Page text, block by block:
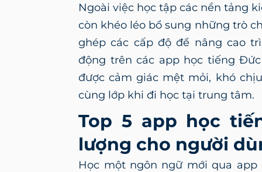
Ngoài việc học tập các nền tảng
còn khéo léo bổ sung những trò
ghép các cấp độ để nâng cao
động trên các app học tiếng
được cảm giác mệt mỏi, khó
cùng lớp khi đi học tại trung tâm.
Top 5 app học
lượng cho người
Học một ngôn ngữ mới qua